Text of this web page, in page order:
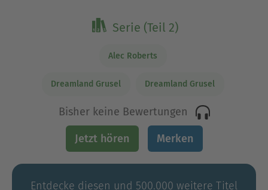
Serie (Teil 2)
Alec Roberts
Dreamland Grusel Dreamland Grusel
Bisher keine Bewertungen
Jetzt hören Merken
Entdecke diesen und 500.000 weitere Titel